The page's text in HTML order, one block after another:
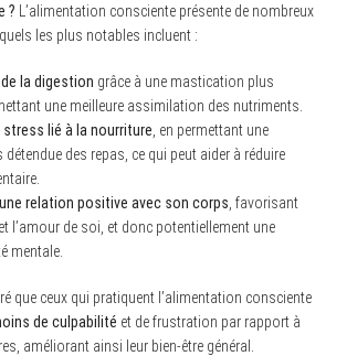
? L’alimentation consciente présente de nombreux
les plus notables incluent :
la digestion grâce à une mastication plus
une meilleure assimilation des nutriments.
stress lié à la nourriture , en permettant une
détendue des repas, ce qui peut aider à réduire
relation positive avec son corps , favorisant
l’amour de soi, et donc potentiellement une
mentale.
que ceux qui pratiquent l’alimentation consciente
de culpabilité et de frustration par rapport à
améliorant ainsi leur bien-être général.